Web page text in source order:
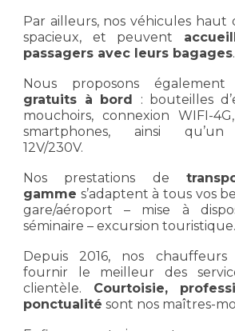
Par ailleurs, nos véhicules haut
spacieux, et peuvent
passagers avec leurs bagages.
Nous proposons
gratuits à bord : bouteilles
mouchoirs, connexion WIFI-
smartphones, ainsi qu’un
12V/230V.
Nos prestations de
gamme s’adaptent à tous vos
gare/aéroport – mise à
séminaire – excursion touristique.
Depuis 2016, nos chauffeurs
fournir le meilleur des
clientèle. Courtoisie,
ponctualité sont nos maîtres-